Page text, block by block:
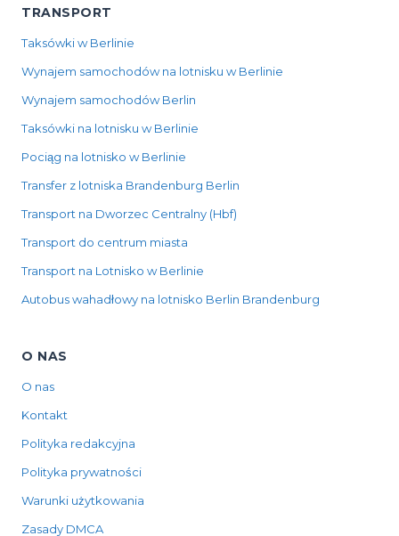
TRANSPORT
Taksówki w Berlinie
Wynajem samochodów na lotnisku w Berlinie
Wynajem samochodów Berlin
Taksówki na lotnisku w Berlinie
Pociąg na lotnisko w Berlinie
Transfer z lotniska Brandenburg Berlin
Transport na Dworzec Centralny (Hbf)
Transport do centrum miasta
Transport na Lotnisko w Berlinie
Autobus wahadłowy na lotnisko Berlin Brandenburg
O NAS
O nas
Kontakt
Polityka redakcyjna
Polityka prywatności
Warunki użytkowania
Zasady DMCA